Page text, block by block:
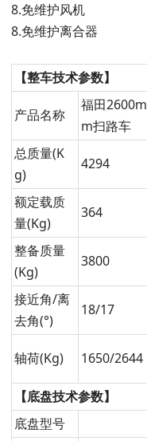
8.免维护风机
8.免维护离合器
【整车技术参数】
产品名称
福田2600m
m扫路车
总质量(K
g)
4294
额定载质
量(Kg)
364
整备质量
(Kg)
3800
接近角/离
去角(°)
18/17
轴荷(Kg) 1650/2644
【底盘技术参数】
底盘型号